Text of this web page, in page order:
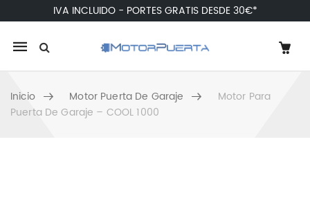
IVA INCLUIDO - PORTES GRATIS DESDE 30€*
Mobile
navigation
Inicio Motor Puerta De Garaje
Motor Para
Puerta De Garaje – COOL 1000